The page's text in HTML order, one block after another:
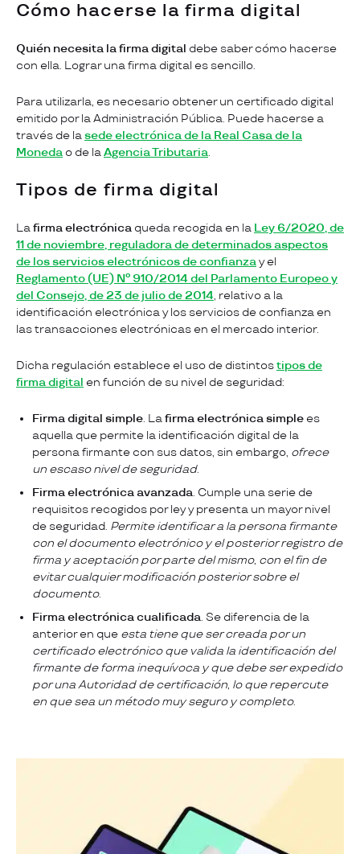
Cómo hacerse la firma digital
Quién necesita la firma digital debe saber cómo hacerse
con ella. Lograr una firma digital es sencillo.
Para utilizarla, es necesario obtener un certificado digital
emitido por la Administración Pública. Puede hacerse a
través de lasede electrónica de la Real Casa de la
Moneda o de laAgencia Tributaria.
Tipos de firma digital
Lafirma electrónica queda recogida en la Ley 6/2020, de
11 de noviembre, reguladora de determinados aspectos
de los servicios electrónicos de confianzay el
Reglamento (UE) Nº 910/2014 del Parlamento Europeo y
del Consejo, de 23 de julio de 2014, relativo a la
identificación electrónica y los servicios de confianza en
las transacciones electrónicas en el mercado interior.
Dicha regulación establece el uso de distintostipos de
firma digital en función de su nivel de seguridad:
Firma digital simple. Lafirma electrónica simple es
aquella que permite la identificación digital de la
persona firmante con sus datos, sin embargo, ofrece
un escaso nivel de seguridad.
Firma electrónica avanzada. Cumple una serie de
requisitos recogidos por ley y presenta un mayor nivel
de seguridad. Permite identificar a la persona firmante
con el documento electrónico y el posterior registro de
firma y aceptación por parte del mismo, con el fin de
evitar cualquier modificación posterior sobre el
documento.
Firma electrónica cualificada. Se diferencia de la
anterior en que esta tiene que ser creada por un
certificado electrónico que valida la identificación del
firmante de forma inequívoca y que debe ser expedido
por una Autoridad de certificación, lo que repercute
en que sea un método muy seguro y completo.